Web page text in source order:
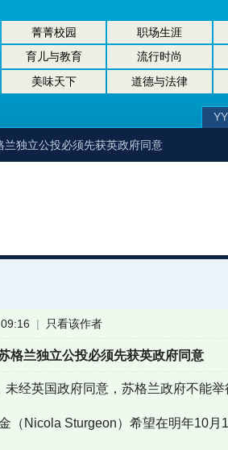
菁菁校园 职场生涯
育儿与教育 流行时尚
美味天下 道德与法律
独立公投必须先获英政府同意
| 只看该作者
格兰独立公投必须先获英政府同意
经英国政府同意，苏格兰政府不能举
（Nicola Sturgeon）希望在明年10月